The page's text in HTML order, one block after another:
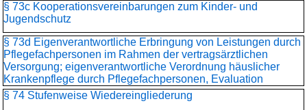
§ 73c Kooperationsvereinbarungen zum Kinder- und
Jugendschutz
§ 73d Eigenverantwortliche Erbringung von Leistungen durch
Pflegefachpersonen im Rahmen der vertragsärztlichen
Versorgung; eigenverantwortliche Verordnung häuslicher
Krankenpflege durch Pflegefachpersonen, Evaluation
§ 74 Stufenweise Wiedereingliederung